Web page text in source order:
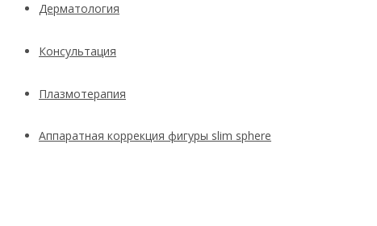
Дерматология
Консультация
Плазмотерапия
Аппаратная коррекция фигуры slim sphere